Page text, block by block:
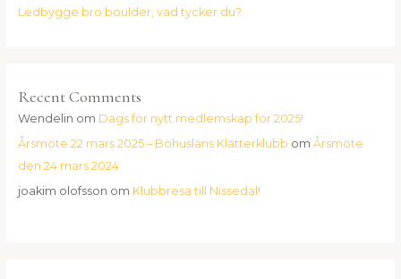
Ledbygge bro boulder, vad tycker du?
Recent Comments
Wendelin om Dags för nytt medlemskap för 2025!
Årsmöte 22 mars 2025 – Bohusläns Klätterklubb om Årsmöte
den 24 mars 2024
joakim olofsson om Klubbresa till Nissedal!